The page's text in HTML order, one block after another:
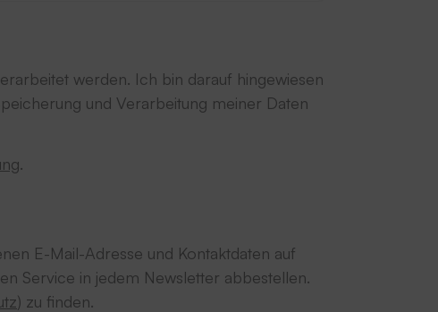
werden. Ich bin darauf hingewiesen
und Verarbeitung meiner Daten
.
E-Mail-Adresse und Kontaktdaten auf
Service in jedem Newsletter abbestellen.
) zu finden.